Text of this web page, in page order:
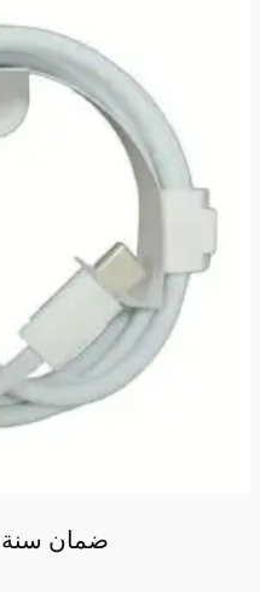
ابل اصلي type-c to type-c ضمان سنة